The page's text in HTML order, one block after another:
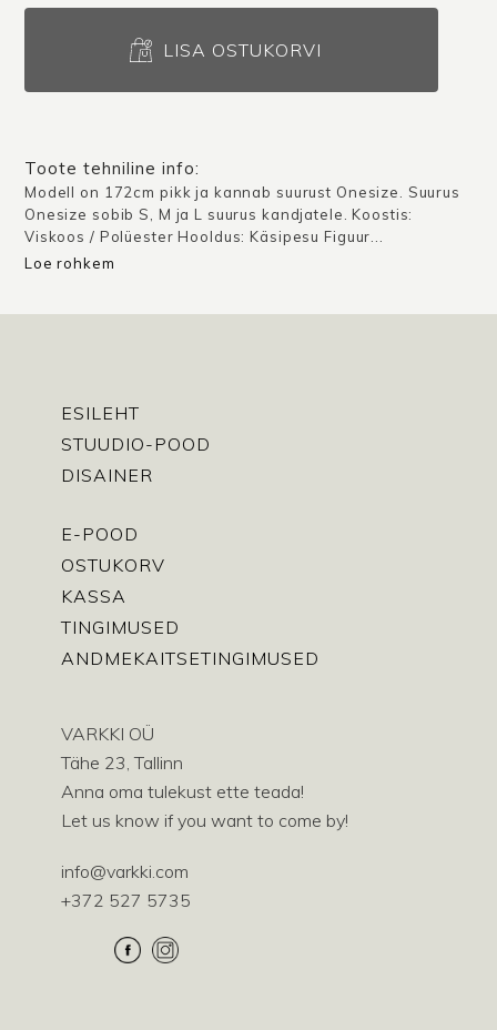
Tellimusel
kogus
LISA OSTUKORVI
Toote tehniline info:
Modell on 172cm pikk ja kannab suurust Onesize. Suurus
Onesize sobib S, M ja L suurus kandjatele. Koostis:
Viskoos / Polüester Hooldus: Käsipesu Figuur...
Loe rohkem
ESILEHT
STUUDIO-POOD
DISAINER
E-POOD
OSTUKORV
KASSA
TINGIMUSED
ANDMEKAITSETINGIMUSED
VARKKI OÜ
Tähe 23, Tallinn
Anna oma tulekust ette teada!
Let us know if you want to come by!
info@varkki.com
+372 527 5735